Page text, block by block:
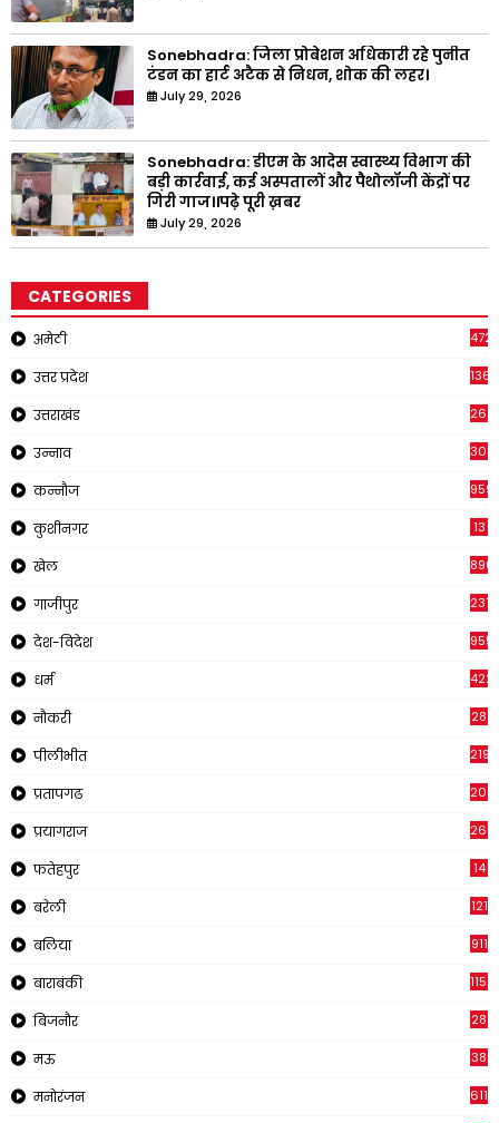
Sonebhadra: जिला प्रोबेशन अधिकारी रहे पुनीत
टंडन का हार्ट अटैक से निधन, शोक की लहर।
July 29, 2026
Sonebhadra: डीएम के आदेस स्वास्थ्य विभाग की
बड़ी कार्रवाई, कई अस्पतालों और पैथोलॉजी केंद्रों पर
गिरी गाज।।पढ़े पूरी ख़बर
July 29, 2026
CATEGORIES
अमेठी 4721
उत्तर प्रदेश 1368
उत्तराखंड
उन्नाव 308
कन्नौज 959
कुशीनगर 13
खेल 890
गाजीपुर 237
देश-विदेश 955
धर्म 422
नौकरी 28
पीलीभीत 2195
प्रतापगढ
प्रयागराज 269
फतेहपुर 14
बरेली 121
बलिया 911
बाराबंकी 1150
बिजनौर 28
मऊ 38
मनोरंजन 611